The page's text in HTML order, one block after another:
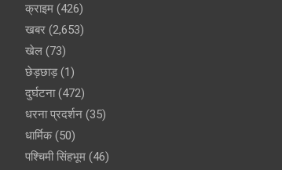
क्राइम (426)
खबर (2,653)
खेल (73)
छेड़छाड़(1)
दुर्घटना(472)
धरना प्रदर्शन (35)
धार्मिक(50)
पश्चिमी सिंहभूम (46)